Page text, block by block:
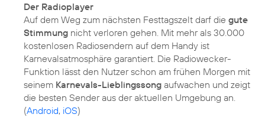
Der Radioplayer
Auf dem Weg zum nächsten Festtagszelt darf die gute
Stimmung nicht verloren gehen. Mit mehr als 30.000
kostenlosen Radiosendern auf dem Handy ist
Karnevalsatmosphäre garantiert. Die Radiowecker-
Funktion lässt den Nutzer schon am frühen Morgen mit
seinem Karnevals-Lieblingssong aufwachen und zeigt
die besten Sender aus der aktuellen Umgebung an.
(Android, iOS)